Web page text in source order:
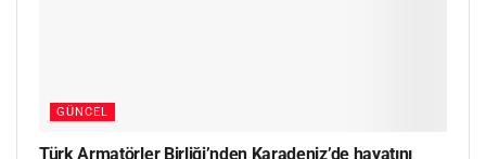
GÜNCEL
Türk Armatörler Birliği’nden Karadeniz’de hayatını